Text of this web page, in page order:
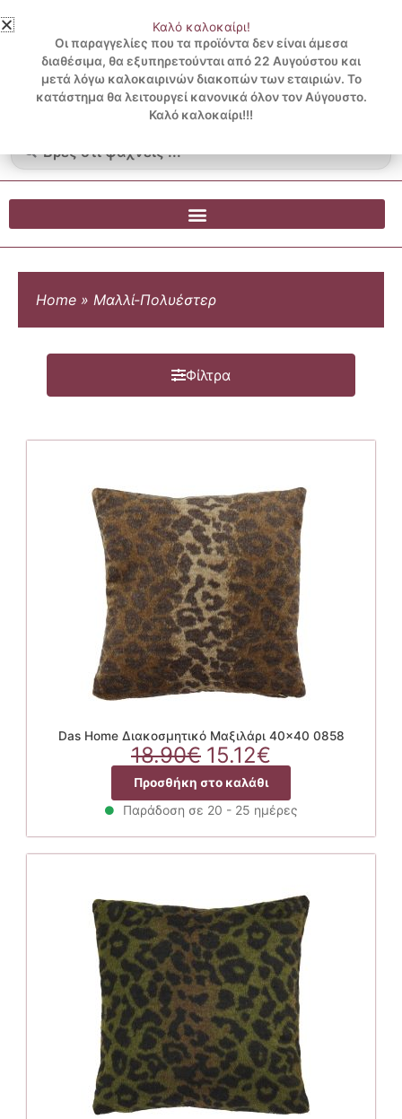
στο
περιεχόμενο
3 ΔΟΣΕΙΣ ΧΩΡΙΣ ΠΙΣΤΩΤΙΚΗ ΜΕ KLARNA
...
Λογαριασμός
Blog
0.00€
0
Cart
Home » Μαλλί-Πολυέστερ
Φίλτρα
Das Home Διακοσμητικό Μαξιλάρι 40×40 0858
18.90€ Original
price
was:
18.90€.
15.12€
τρέχουσα
τιμή
είναι:
15.12€.
Προσθήκη στο καλάθι
Παράδοση σε 20 - 25 ημέρες
Καλό καλοκαίρι!
Οι παραγγελίες που τα προϊόντα δεν είναι άμεσα
διαθέσιμα, θα εξυπηρετούνται από 22 Αυγούστου και
μετά λόγω καλοκαιρινών διακοπών των εταιριών. Το
κατάστημα θα λειτουργεί κανονικά όλον τον Αύγουστο.
Καλό καλοκαίρι!!!